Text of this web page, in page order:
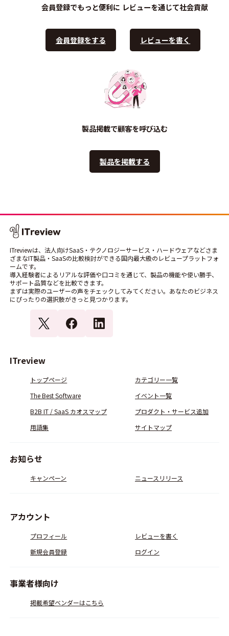
会員登録でもっと便利に
会員登録をする
レビューを通じて社会貢献
レビューを書く
製品掲載で顧客を呼び込む
製品を掲載する
ITreviewは、法人向けSaaS・テクノロジーサービス・ハードウェアなどさま
ざまなIT製品・SaaSの比較検討ができる国内最大級のレビュープラットフォ
ームです。
導入経験者によるリアルな評価や口コミを通じて、製品の機能や使い勝手、
サポート品質などを比較できます。
まずは実際のユーザーの声をチェックしてみてください。あなたのビジネス
にぴったりの選択肢がきっと見つかります。
ITreview
トップページ
カテゴリー一覧
The Best Software
イベント一覧
B2B IT / SaaS カオスマップ
プロダクト・サービス追加
用語集
サイトマップ
お知らせ
キャンペーン ニュースリリース
アカウント
プロフィール
レビューを書く
新規会員登録
ログイン
事業者様向け
掲載希望ベンダーはこちら